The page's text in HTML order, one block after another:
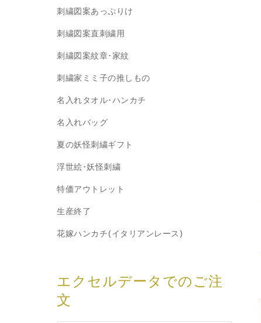
刺繍図案あっぷりけ
刺繍図案直刺繍用
刺繍図案紋章･家紋
刺繍家ミミ子の推しもの
名入れタオル･ハンカチ
名入れバッグ
夏の妖怪刺繍ギフト
浮世絵･妖怪刺繍
特価アウトレット
生産終了
花嫁ハンカチ(イタリアンレース)
エクセルデータでのご注
文